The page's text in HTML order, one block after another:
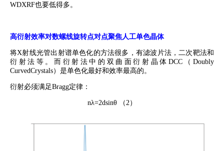
WDXRF也要低得多。
高衍射效率对数螺线旋转点对点聚焦人工单色晶体
将X射线光管出射谱单色化的方法很多，有滤波片法，二次靶法和
衍射法等。而衍射法中的双曲面衍射晶体 DCC（Doubly
CurvedCrystals）是单色化最好和效率最高的。
衍射必须满足Bragg定律：
nλ=2dsinθ （ 2 ）